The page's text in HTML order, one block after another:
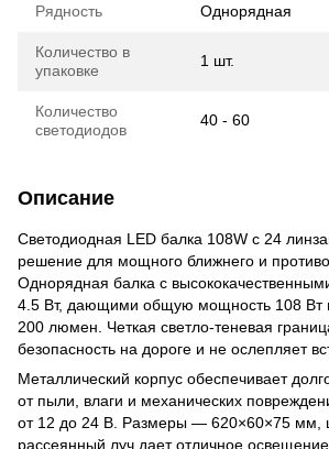
Рядность Однорядная
Количество в
упаковке
1 шт.
Количество
светодиодов
40 - 60
Описание
Светодиодная LED балка 108W с 24
решение для мощного ближнего и
Однорядная балка с
4.5 Вт, дающими общую мощность 108 Вт
200 люмен. Четкая светло-теневая
безопасность на дороге и не ослепляет
Металлический корпус обеспечивает
от пыли, влаги и механических
от 12 до 24 В. Размеры — 620×60×75 мм,
рассеянный луч дает отличное